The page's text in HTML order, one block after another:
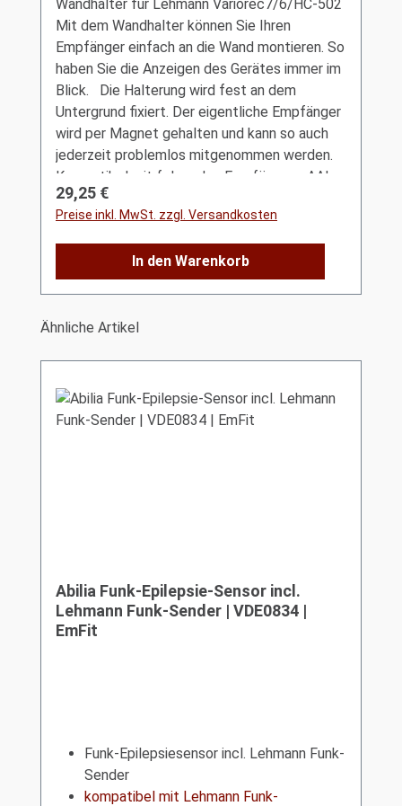
Wandhalter für Lehmann Variorec7/6/HC-502
Mit dem Wandhalter können Sie Ihren
Empfänger einfach an die Wand montieren. So
haben Sie die Anzeigen des Gerätes immer im
Blick. Die Halterung wird fest an dem
Untergrund fixiert. Der eigentliche Empfänger
wird per Magnet gehalten und kann so auch
jederzeit problemlos mitgenommen werden.
Kompatibel mit folgenden Empfängern: AAL-
Homecare HC-Nursecall AAL-Homecare HC-
502 AAL-Homecare HC-526-00 AAL-
Homecare HC-526-01 Lehmann Variorec6
Lehmann Variorec7 Kein Empfänger im
Lieferumfang enthalten!
Regulärer Preis:
29,25 €
Preise inkl. MwSt. zzgl. Versandkosten
In den Warenkorb
Produktgalerie überspringen
Ähnliche Artikel
Abilia Funk-Epilepsie-Sensor incl.
Lehmann Funk-Sender | VDE0834 |
EmFit
Funk-Epilepsiesensor incl. Lehmann Funk-
Sender
kompatibel mit Lehmann Funk-